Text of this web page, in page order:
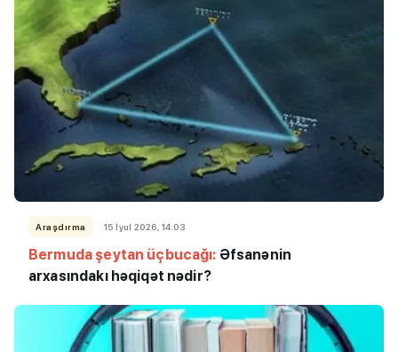
Araşdırma 15 İyul 2026, 14:03
Bermuda şeytan üçbucağı: Əfsanənin
arxasındakı həqiqət nədir?